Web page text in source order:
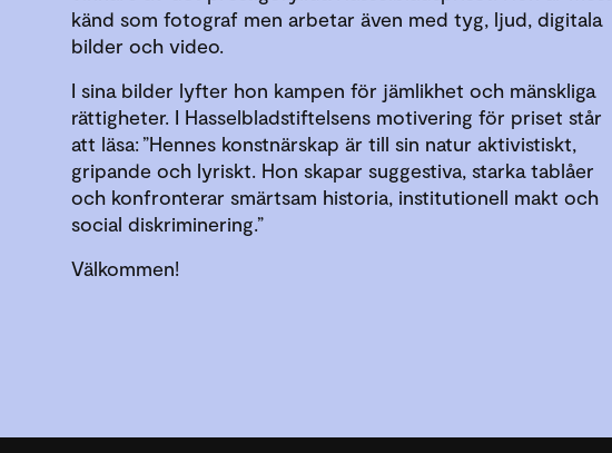
känd som fotograf men arbetar även med tyg, ljud, digitala
bilder och video.
I sina bilder lyfter hon kampen för jämlikhet och mänskliga
rättigheter. I Hasselbladstiftelsens motivering för priset står
att läsa: ”Hennes konstnärskap är till sin natur aktivistiskt,
gripande och lyriskt. Hon skapar suggestiva, starka tablåer
och konfronterar smärtsam historia, institutionell makt och
social diskriminering.”
Välkommen!